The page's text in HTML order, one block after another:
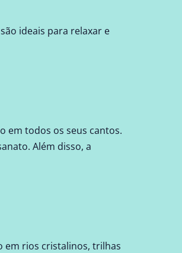
ideais para relaxar e
em todos os seus cantos.
Além disso, a
em rios cristalinos, trilhas